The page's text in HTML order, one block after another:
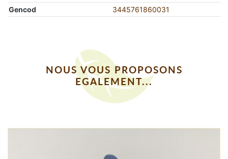
Gencod
3445761860031
NOUS VOUS PROPOSONS
EGALEMENT...